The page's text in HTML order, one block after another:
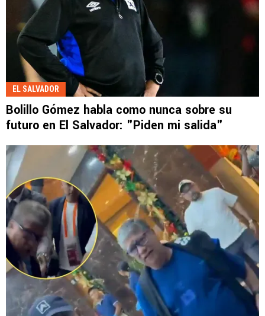
EL SALVADOR
Bolillo Gómez habla como nunca sobre su
futuro en El Salvador: "Piden mi salida"